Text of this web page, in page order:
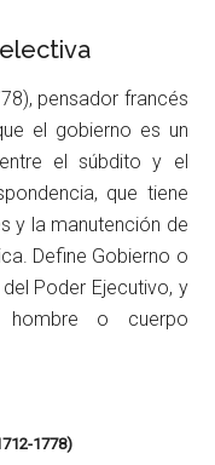
pensador francés
el gobierno es un
el súbdito y el
que tiene
y la manutención de
Define Gobierno o
Poder Ejecutivo, y
o cuerpo
1778)